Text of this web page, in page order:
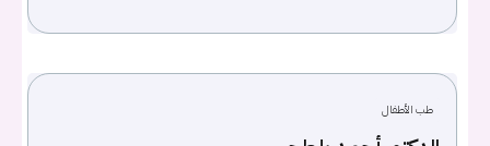
طب الأطفال